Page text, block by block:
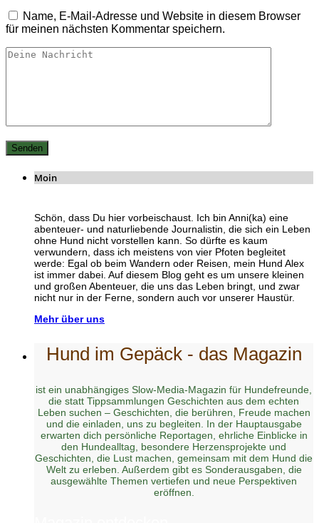
Name, E-Mail-Adresse und Website in diesem Browser
für meinen nächsten Kommentar speichern.
Moin
Schön, dass Du hier vorbeischaust. Ich bin Anni(ka) eine
abenteuer- und naturliebende Journalistin, die sich ein Leben
ohne Hund nicht vorstellen kann. So dürfte es kaum
verwundern, dass ich meistens von vier Pfoten begleitet
werde: Egal ob beim Wandern oder Reisen, mein Hund Alex
ist immer dabei. Auf diesem Blog geht es um unsere kleinen
und großen Abenteuer, die uns das Leben bringt, und zwar
nicht nur in der Ferne, sondern auch vor unserer Haustür.
Mehr über uns
Hund im Gepäck - das Magazin
ist ein unabhängiges Slow-Media-Magazin für Hundefreunde,
die statt Tippsammlungen Geschichten aus dem echten
Leben suchen – Geschichten, die berühren, Freude machen
und die einladen, uns zu begleiten. In der Hauptausgabe
erwarten dich persönliche Reportagen, ehrliche Einblicke in
den Hundealltag, besondere Herzensprojekte und
Geschichten, die Lust machen, gemeinsam mit dem Hund die
Welt zu erleben. Außerdem gibt es Sonderausgaben, die
ausgewählte Themen vertiefen und neue Perspektiven
eröffnen.